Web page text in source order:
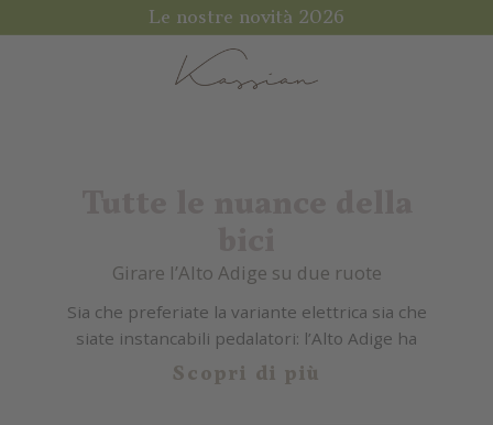
Le nostre novità 2026
Girare l’Alto Adige su due ruote
Sia che preferiate la variante elettrica sia che
siate instancabili pedalatori: l’Alto Adige ha
un’infinita varietà di piste
per ogni gusto!
Costeggiate l’Adige e il Passirio sulle ciclabili
Scopri di più